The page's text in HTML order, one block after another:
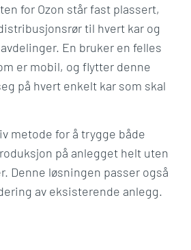
for Ozon står fast plassert,
til hvert kar og
En bruker en felles
er mobil, og flytter denne
på hvert enkelt kar som skal
metode for å trygge både
på anlegget helt uten
Denne løsningen passer også
av eksisterende anlegg.